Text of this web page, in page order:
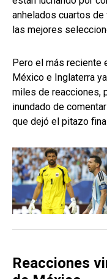
anhelados cuartos de
las mejores
Pero el más reciente
México e Inglaterra
miles de reacciones,
inundado de
que dejó el pitazo
Reacciones